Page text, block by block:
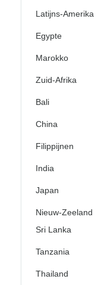
Latijns-Amerika
Egypte
Marokko
Zuid-Afrika
Bali
China
Filippijnen
India
Japan
Nieuw-Zeeland
Sri Lanka
Tanzania
Thailand